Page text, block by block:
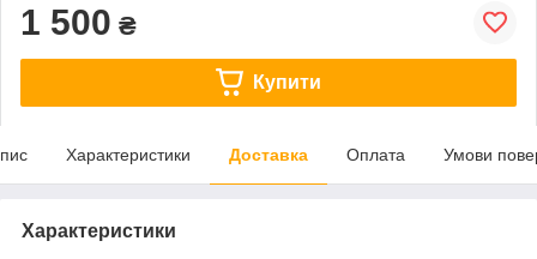
1 500 ₴
Купити
Характеристики Доставка Оплата Умови
Характеристики